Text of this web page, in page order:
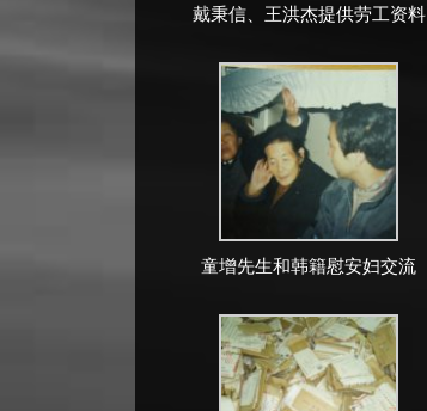
戴秉信、王洪杰提供劳工资料
童增先生和韩籍慰安妇交流